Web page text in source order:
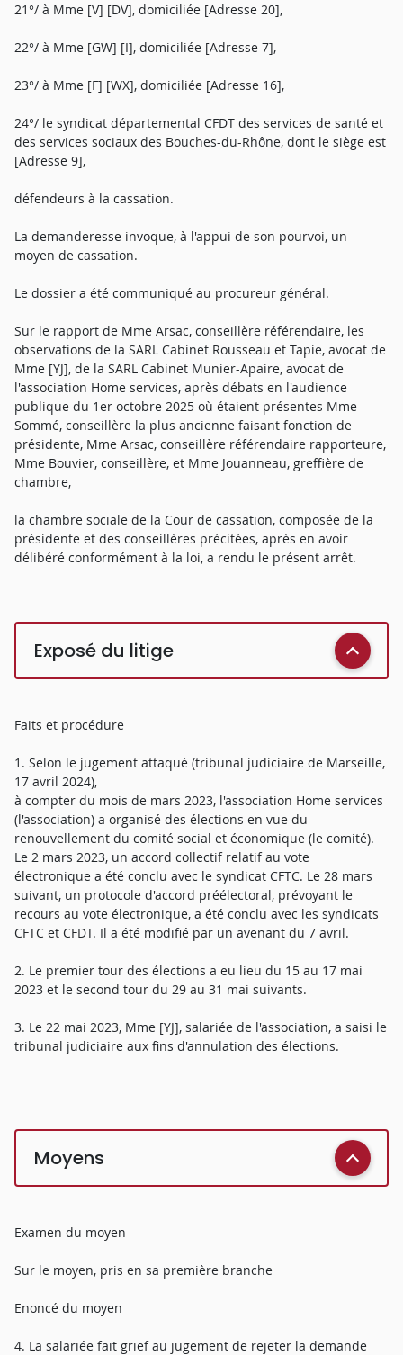
21°/ à Mme [V] [DV], domiciliée [Adresse 20],
22°/ à Mme [GW] [I], domiciliée [Adresse 7],
23°/ à Mme [F] [WX], domiciliée [Adresse 16],
24°/ le syndicat départemental CFDT des services de santé et
des services sociaux des Bouches-du-Rhône, dont le siège est
[Adresse 9],
défendeurs à la cassation.
La demanderesse invoque, à l'appui de son pourvoi, un
moyen de cassation.
Le dossier a été communiqué au procureur général.
Sur le rapport de Mme Arsac, conseillère référendaire, les
observations de la SARL Cabinet Rousseau et Tapie, avocat de
Mme [YJ], de la SARL Cabinet Munier-Apaire, avocat de
l'association Home services, après débats en l'audience
publique du 1er octobre 2025 où étaient présentes Mme
Sommé, conseillère la plus ancienne faisant fonction de
présidente, Mme Arsac, conseillère référendaire rapporteure,
Mme Bouvier, conseillère, et Mme Jouanneau, greffière de
chambre,
la chambre sociale de la Cour de cassation, composée de la
présidente et des conseillères précitées, après en avoir
délibéré conformément à la loi, a rendu le présent arrêt.
Exposé du litige
Faits et procédure
1. Selon le jugement attaqué (tribunal judiciaire de Marseille,
17 avril 2024),
à compter du mois de mars 2023, l'association Home services
(l'association) a organisé des élections en vue du
renouvellement du comité social et économique (le comité).
Le 2 mars 2023, un accord collectif relatif au vote
électronique a été conclu avec le syndicat CFTC. Le 28 mars
suivant, un protocole d'accord préélectoral, prévoyant le
recours au vote électronique, a été conclu avec les syndicats
CFTC et CFDT. Il a été modifié par un avenant du 7 avril.
2. Le premier tour des élections a eu lieu du 15 au 17 mai
2023 et le second tour du 29 au 31 mai suivants.
3. Le 22 mai 2023, Mme [YJ], salariée de l'association, a saisi le
tribunal judiciaire aux fins d'annulation des élections.
Moyens
Examen du moyen
Sur le moyen, pris en sa première branche
Enoncé du moyen
4. La salariée fait grief au jugement de rejeter la demande